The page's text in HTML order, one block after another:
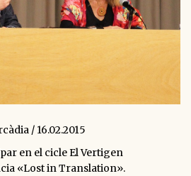
/ 16.02.2015
en el cicle El Vertigen
«Lost in Translation».